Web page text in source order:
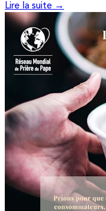
Lire la suite →